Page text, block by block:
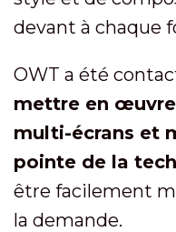
devant à chaque
OWT a été
mettre en
multi-écrans et
pointe de la
être facilement
la demande.